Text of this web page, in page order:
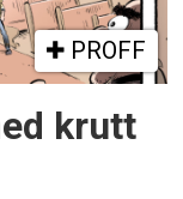
PROFF
krutt